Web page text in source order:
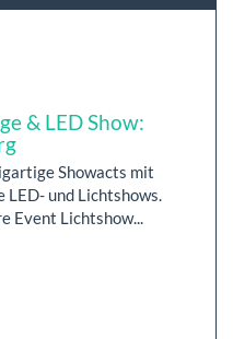
& LED Show:
Showacts mit
LED- und Lichtshows.
Event Lichtshow...